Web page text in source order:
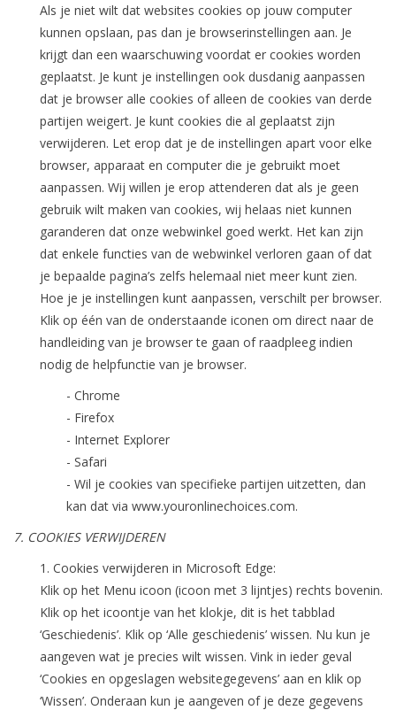
Als je niet wilt dat websites cookies op jouw computer
kunnen opslaan, pas dan je browserinstellingen aan. Je
krijgt dan een waarschuwing voordat er cookies worden
geplaatst. Je kunt je instellingen ook dusdanig aanpassen
dat je browser alle cookies of alleen de cookies van derde
partijen weigert. Je kunt cookies die al geplaatst zijn
verwijderen. Let erop dat je de instellingen apart voor elke
browser, apparaat en computer die je gebruikt moet
aanpassen. Wij willen je erop attenderen dat als je geen
gebruik wilt maken van cookies, wij helaas niet kunnen
garanderen dat onze webwinkel goed werkt. Het kan zijn
dat enkele functies van de webwinkel verloren gaan of dat
je bepaalde pagina’s zelfs helemaal niet meer kunt zien.
Hoe je je instellingen kunt aanpassen, verschilt per browser.
Klik op één van de onderstaande iconen om direct naar de
handleiding van je browser te gaan of raadpleeg indien
nodig de helpfunctie van je browser.
- Chrome
- Firefox
- Internet Explorer
- Safari
- Wil je cookies van specifieke partijen uitzetten, dan
kan dat via www.youronlinechoices.com.
7. COOKIES VERWIJDEREN
1. Cookies verwijderen in Microsoft Edge:
Klik op het Menu icoon (icoon met 3 lijntjes) rechts bovenin.
Klik op het icoontje van het klokje, dit is het tabblad
‘Geschiedenis’. Klik op ‘Alle geschiedenis’ wissen. Nu kun je
aangeven wat je precies wilt wissen. Vink in ieder geval
‘Cookies en opgeslagen websitegegevens’ aan en klik op
‘Wissen’. Onderaan kun je aangeven of je deze gegevens